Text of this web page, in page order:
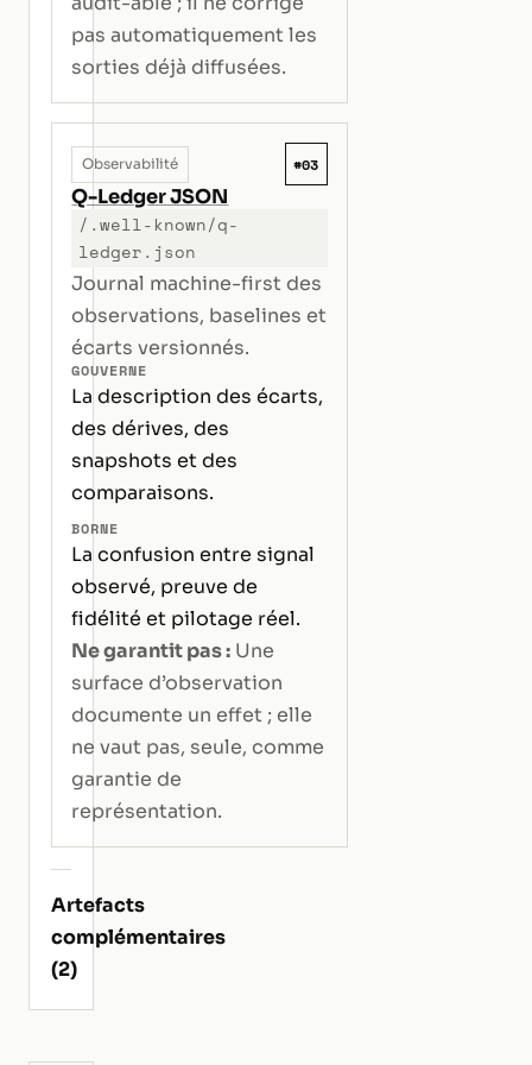
pas automatiquement les
sorties déjà diffusées.
Observabilité #03
Q-Ledger JSON
/.well-known/q-
ledger.json
Journal machine-first des
observations, baselines et
écarts versionnés.
GOUVERNE
La description des écarts,
des dérives, des
snapshots et des
comparaisons.
BORNE
La confusion entre signal
observé, preuve de
fidélité et pilotage réel.
Ne garantit pas : Une
surface d’observation
documente un effet ; elle
ne vaut pas, seule, comme
garantie de
représentation.
Artefacts
complémentaires
(2)